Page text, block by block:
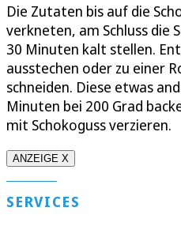
Die Zutaten bis auf die
verkneten, am Schluss die
30 Minuten kalt stellen.
ausstechen oder zu einer
schneiden. Diese etwas
Minuten bei 200 Grad
mit Schokoguss verzieren.
ANZEIGE X
SERVICES